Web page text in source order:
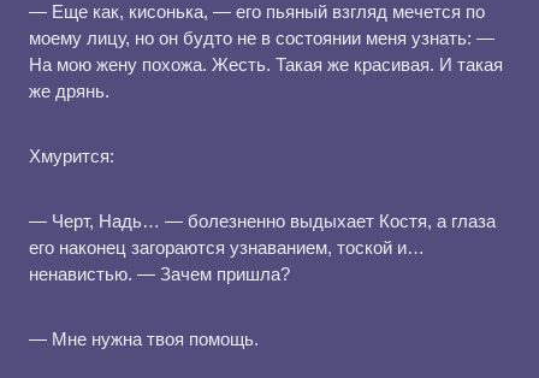
— Еще как, кисонька, — его пьяный взгляд мечется по
моему лицу, но он будто не в состоянии меня узнать: —
На мою жену похожа. Жесть. Такая же красивая. И такая
же дрянь.
Хмурится:
— Черт, Надь… — болезненно выдыхает Костя, а глаза
его наконец загораются узнаванием, тоской и…
ненавистью. — Зачем пришла?
— Мне нужна твоя помощь.